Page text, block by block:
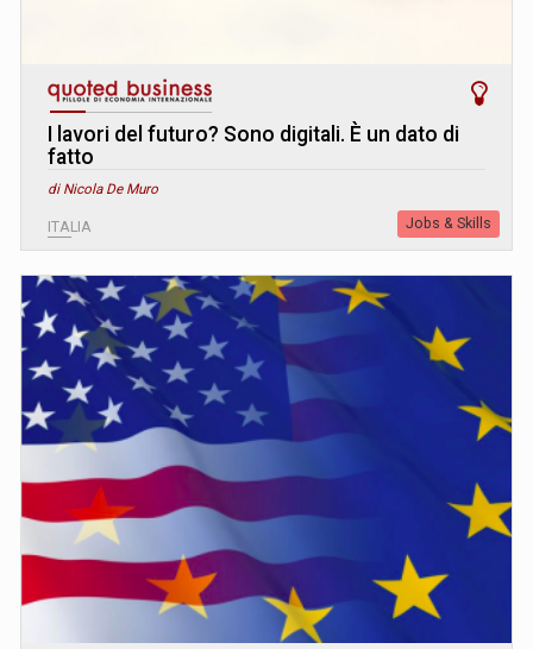
I lavori del futuro? Sono digitali. È un dato di
fatto
di Nicola De Muro
ITALIA Jobs & Skills